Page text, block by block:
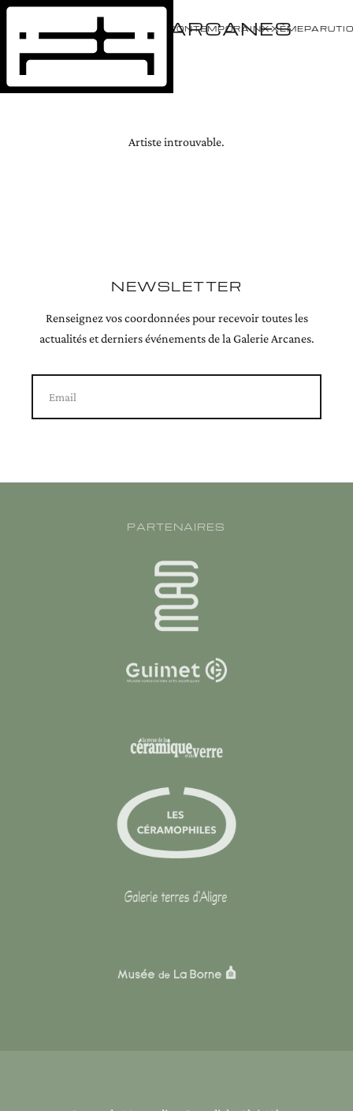
ÉVÈNEMENTS CONTEMPORAINXXÈME
GALERIE ARCANES
Artiste introuvable.
NEWSLETTER
Renseignez vos coordonnées pour recevoir toutes les
actualités et derniers événements de la Galerie Arcanes.
Email
PARTENAIRES